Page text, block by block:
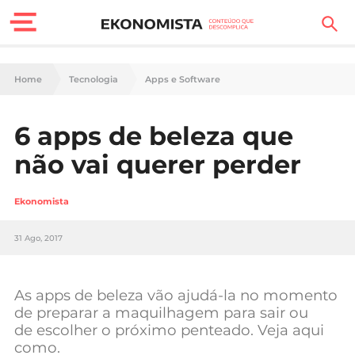
Finanças Pessoais
Carreira
Tecnologia
Negócios
Home Tecnologia Apps e Software
6 apps de beleza que
não vai querer perder
Ekonomista
31 Ago, 2017
As apps de beleza vão ajudá-la no momento
de preparar a maquilhagem para sair ou
de escolher o próximo penteado. Veja aqui
como.